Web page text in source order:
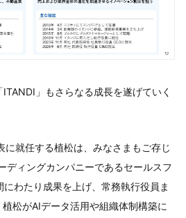
ITANDI」もさらなる成長を遂げていく
に就任する植松は、みなさまもご存じ
ディングカンパニーであるセールスフ
わたり成果を上げ、常務執行役員ま
松がAIデータ活用や組織体制構築に